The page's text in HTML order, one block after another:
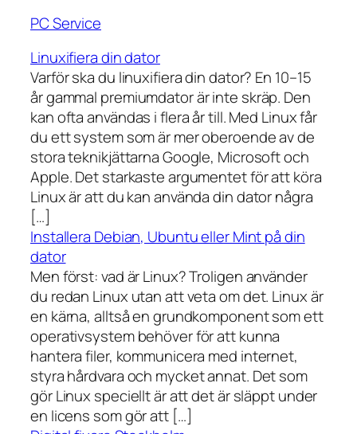
PC Service
Linuxifiera din dator
Varför ska du linuxifiera din dator? En 10–15
år gammal premiumdator är inte skräp. Den
kan ofta användas i flera år till. Med Linux får
du ett system som är mer oberoende av de
stora teknikjättarna Google, Microsoft och
Apple. Det starkaste argumentet för att köra
Linux är att du kan använda din dator några
[…]
Installera Debian, Ubuntu eller Mint på din
dator
Men först: vad är Linux? Troligen använder
du redan Linux utan att veta om det. Linux är
en kärna, alltså en grundkomponent som ett
operativsystem behöver för att kunna
hantera filer, kommunicera med internet,
styra hårdvara och mycket annat. Det som
gör Linux speciellt är att det är släppt under
en licens som gör att […]